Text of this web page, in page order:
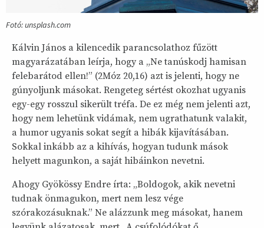
Fotó: unsplash.com
Kálvin János a kilencedik parancsolathoz fűzött
magyarázatában leírja, hogy a „Ne tanúskodj hamisan
felebarátod ellen!” (2Móz 20,16) azt is jelenti, hogy ne
gúnyoljunk másokat. Rengeteg sértést okozhat ugyanis
egy-egy rosszul sikerült tréfa. De ez még nem jelenti azt,
hogy nem lehetünk vidámak, nem ugrathatunk valakit,
a humor ugyanis sokat segít a hibák kijavításában.
Sokkal inkább az a kihívás, hogyan tudunk mások
helyett magunkon, a saját hibáinkon nevetni.
Ahogy Gyökössy Endre írta: „Boldogok, akik nevetni
tudnak önmagukon, mert nem lesz vége
szórakozásuknak.” Ne alázzunk meg másokat, hanem